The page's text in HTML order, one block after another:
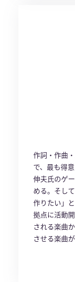
作詞・作曲
で、最も得
伸夫氏のゲ
める。そし
作りたい」
拠点に活動
される楽曲
させる楽曲が